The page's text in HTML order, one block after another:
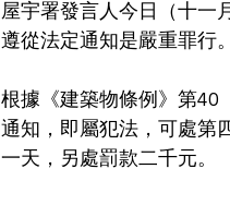
屋宇署發言人今日（十一
遵從法定通知是嚴重罪行
根據《建築物條例》第40
通知，即屬犯法，可處第
一天，另處罰款二千元。